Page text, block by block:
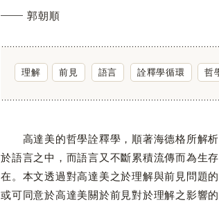
郭朝順
理解 前見 語言 詮釋學循環 哲
高達美的哲學詮釋學，順著海德格所解析
於語言之中，而語言又不斷累積流傳而為生
在。本文透過對高達美之於理解與前見問題
或可同意於高達美關於前見對於理解之影響